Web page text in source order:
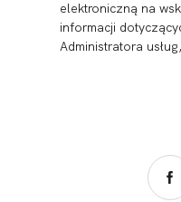
elektroniczną na
informacji
Administratora